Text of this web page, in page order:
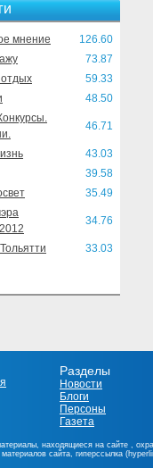
мнение
126.60
73.87
59.33
48.50
46.71
43.03
39.58
35.49
34.76
33.03
Разделы
Новости
Блоги
Персоны
Газета
находящиеся на сайте ,
сайта, гиперссылка